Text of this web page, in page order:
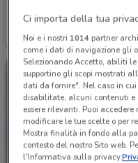
PENNY
Scade mercoledì 4
Ci importa della tua
Noi e i nostri 1014partner
come i dati di navigazione gli
Selezionando Accetto, abiliti
supportino gli scopi mostrati
dati da fornire". Nel caso in cui
disabilitate, alcuni contenuti e
essere rilevanti. Puoi
modificare le tue scelte o per
Mostra finalità in fondo alla
contesto del nostro Sito web.
l'Informativa sulla privacy.